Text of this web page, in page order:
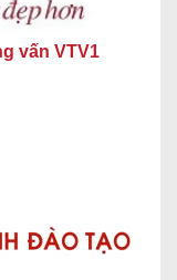
vấn VTV1